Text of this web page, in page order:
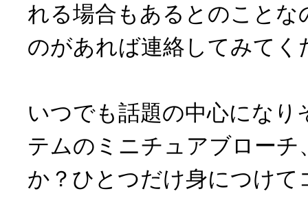
れる場合もあるとのことな
のがあれば連絡してみてく
いつでも話題の中心になり
テムのミニチュアブローチ
か？ひとつだけ身につけて